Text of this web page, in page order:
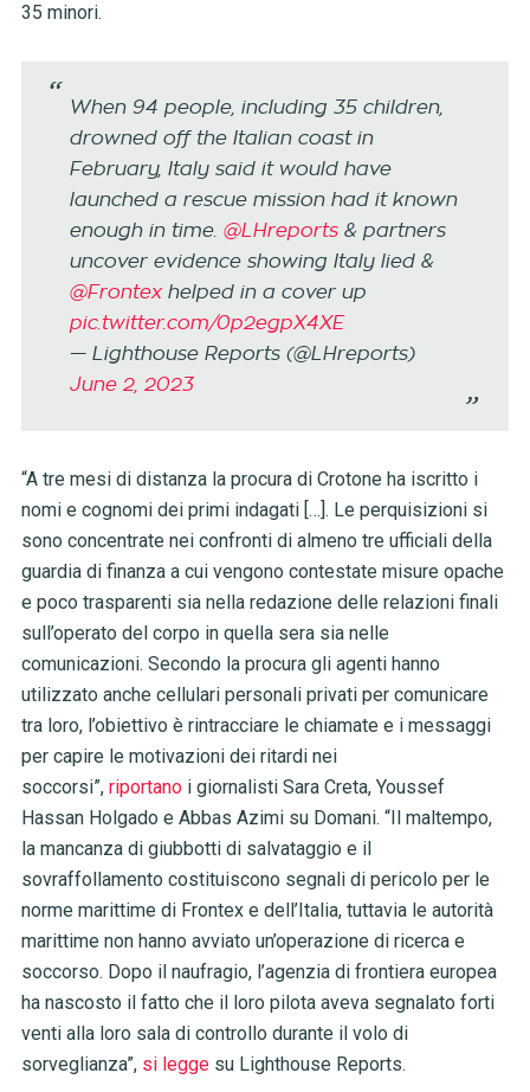
35 minori.
When 94 people, including 35 children,
drowned off the Italian coast in
February, Italy said it would have
launched a rescue mission had it known
enough in time. @LHreports& partners
uncover evidence showing Italy lied &
@Frontexhelped in a cover up
pic.twitter.com/0p2egpX4XE
— Lighthouse Reports (@LHreports)
June 2, 2023
“A tre mesi di distanza la procura di Crotone ha iscritto i
nomi e cognomi dei primi indagati […]. Le perquisizioni si
sono concentrate nei confronti di almeno tre ufficiali della
guardia di finanza a cui vengono contestate misure opache
e poco trasparenti sia nella redazione delle relazioni finali
sull’operato del corpo in quella sera sia nelle
comunicazioni. Secondo la procura gli agenti hanno
utilizzato anche cellulari personali privati per comunicare
tra loro, l’obiettivo è rintracciare le chiamate e i messaggi
per capire le motivazioni dei ritardi nei
soccorsi”, riportanoi giornalisti Sara Creta, Youssef
Hassan Holgado e Abbas Azimi su Domani. “Il maltempo,
la mancanza di giubbotti di salvataggio e il
sovraffollamento costituiscono segnali di pericolo per le
norme marittime di Frontex e dell’Italia, tuttavia le autorità
marittime non hanno avviato un’operazione di ricerca e
soccorso. Dopo il naufragio, l’agenzia di frontiera europea
ha nascosto il fatto che il loro pilota aveva segnalato forti
venti alla loro sala di controllo durante il volo di
sorveglianza”, si leggesu Lighthouse Reports.